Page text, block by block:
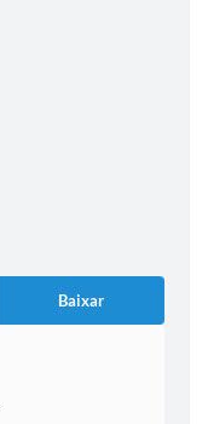
Baixar